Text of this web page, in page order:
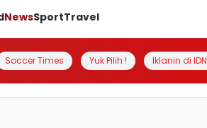
NewsSportTravel
Soccer Times Yuk Pilih ! Iklanin di IDN